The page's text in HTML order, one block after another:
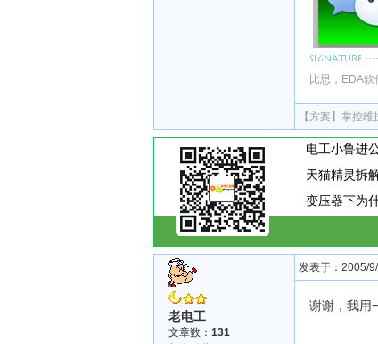
比思，EDA软
【方案】 掌控维
老电工
文章数： 131
发表于：2005/
谢谢，我用